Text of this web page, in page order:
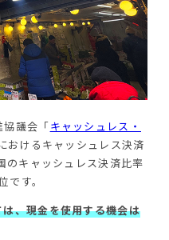
協議会「キャッシュレス・
おけるキャッシュレス決済
のキャッシュレス決済比率
す。
、現金を使用する機会は